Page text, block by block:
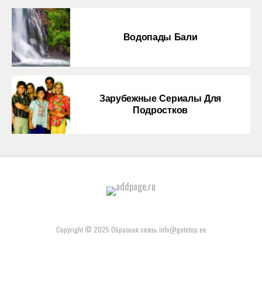
Водопады Бали
Зарубежные Сериалы Для
Подростков
Copyright © 2025 Обратная связь info@gototop.ee